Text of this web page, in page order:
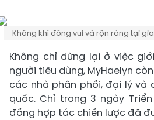
Không khí đông vui và rộn ràng tại
Không chỉ dừng lại ở việc
người tiêu dùng, MyHaelyn
các nhà phân phối, đại lý
quốc. Chỉ trong 3 ngày
đồng hợp tác chiến lược đã